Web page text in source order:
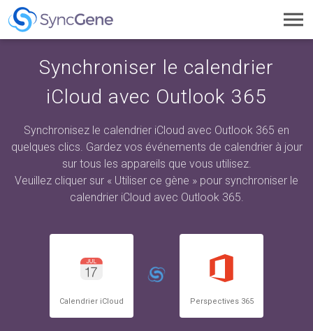
Synchroniser le calendrier
iCloud avec Outlook 365
Synchronisez le calendrier iCloud avec Outlook 365 en
quelques clics. Gardez vos événements de calendrier à jour
sur tous les appareils que vous utilisez.
Veuillez cliquer sur « Utiliser ce gène » pour synchroniser le
calendrier iCloud avec Outlook 365.
Calendrier iCloud Perspectives 365